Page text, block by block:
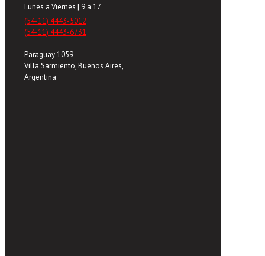
Lunes a Viernes | 9 a 17
(54-11) 4443-5012
(54-11) 4443-6731
Paraguay 1059
Villa Sarmiento, Buenos Aires,
Argentina